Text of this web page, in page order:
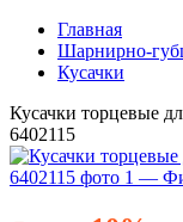
Главная
Шарнирно-
Кусачки
Кусачки торцевые
6402115